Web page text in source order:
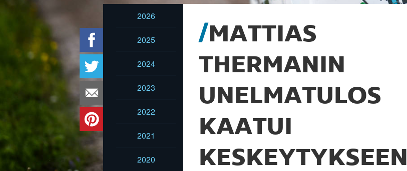
2026
2025
2024
2023
2022
2021
2020
MATTIAS
THERMANIN
UNELMATULOS
KAATUI
KESKEYTYKSEEN